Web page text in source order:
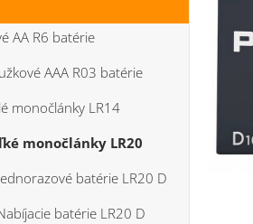
AA R6 batérie
AAA R03 batérie
monočlánky LR14
monočlánky LR20
batérie LR20 D
batérie LR20 D